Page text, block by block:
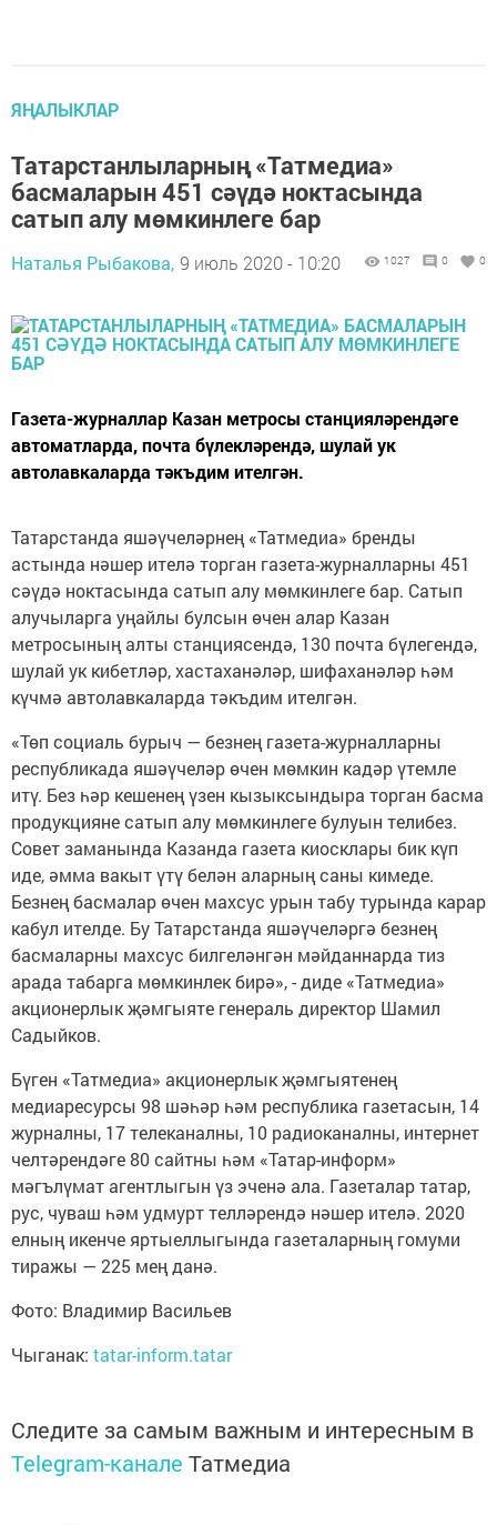
ЯҢАЛЫКЛАР
Татарстанлыларның «Татмедиа»
басмаларын 451 сәүдә ноктасында
сатып алу мөмкинлеге бар
Наталья Рыбакова, 9 июль 2020 - 10:20 1027 0 0
Газета-журналлар Казан метросы станцияләрендәге
автоматларда, почта бүлекләрендә, шулай ук
автолавкаларда тәкъдим ителгән.
Татарстанда яшәүчеләрнең «Татмедиа» бренды
астында нәшер ителә торган газета-журналларны 451
сәүдә ноктасында сатып алу мөмкинлеге бар. Сатып
алучыларга уңайлы булсын өчен алар Казан
метросының алты станциясендә, 130 почта бүлегендә,
шулай ук кибетләр, хастаханәләр, шифаханәләр һәм
күчмә автолавкаларда тәкъдим ителгән.
«Төп социаль бурыч — безнең газета-журналларны
республикада яшәүчеләр өчен мөмкин кадәр үтемле
итү. Без һәр кешенең үзен кызыксындыра торган басма
продукцияне сатып алу мөмкинлеге булуын телибез.
Совет заманында Казанда газета киосклары бик күп
иде, әмма вакыт үтү белән аларның саны кимеде.
Безнең басмалар өчен махсус урын табу турында карар
кабул ителде. Бу Татарстанда яшәүчеләргә безнең
басмаларны махсус билгеләнгән мәйданнарда тиз
арада табарга мөмкинлек бирә», - диде «Татмедиа»
акционерлык җәмгыяте генераль директор Шамил
Садыйков.
Бүген «Татмедиа» акционерлык җәмгыятенең
медиаресурсы 98 шәһәр һәм республика газетасын, 14
журналны, 17 телеканалны, 10 радиоканалны, интернет
челтәрендәге 80 сайтны һәм «Татар-информ»
мәгълүмат агентлыгын үз эченә ала. Газеталар татар,
рус, чуваш һәм удмурт телләрендә нәшер ителә. 2020
елның икенче яртыеллыгында газеталарның гомуми
тиражы — 225 мең данә.
Фото: Владимир Васильев
Чыганак: tatar-inform.tatar
Следите за самым важным и интересным в
Telegram-канале Татмедиа